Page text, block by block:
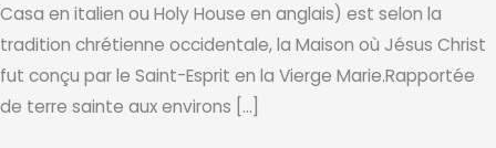
Casa en italien ou Holy House en anglais) est selon la
tradition chrétienne occidentale, la Maison où Jésus Christ
fut conçu par le Saint-Esprit en la Vierge Marie.Rapportée
de terre sainte aux environs […]